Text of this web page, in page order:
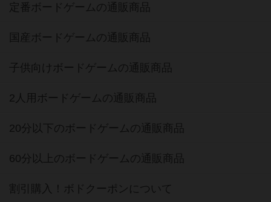
定番ボードゲームの通販商品
国産ボードゲームの通販商品
子供向けボードゲームの通販商品
2人用ボードゲームの通販商品
20分以下のボードゲームの通販商品
60分以上のボードゲームの通販商品
割引購入！ボドクーポンについて